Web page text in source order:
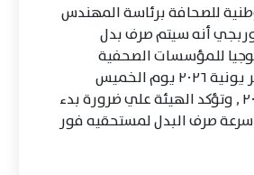
للصحافة برئاسة المهندس
أنه سيتم صرف بدل
للمؤسسات الصحفية
القومية عن شهر يونية ٢٠٢٦ يوم الخميس
الموافق ٢٠٢٦/٦/٤ , وتؤكد الهيئة علي ضرورة بدء
صرف البدل لمستحقيه فور